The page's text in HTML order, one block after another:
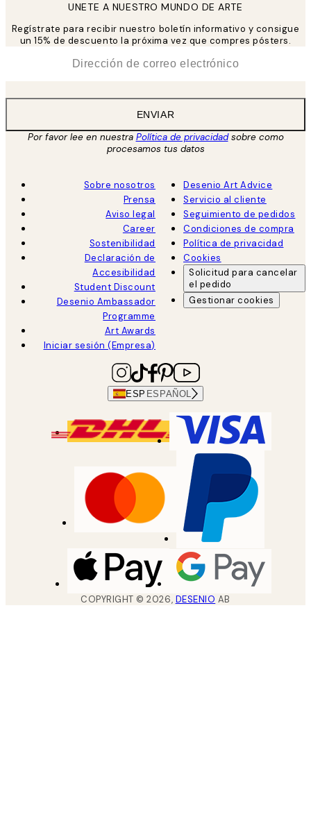
UNETE A NUESTRO MUNDO DE ARTE
Regístrate para recibir nuestro boletín informativo y consigue
un 15% de descuento la próxima vez que compres pósters.
ENVIAR
Por favor lee en nuestra Política de privacidadsobre como
procesamos tus datos
Sobre nosotros
Prensa
Aviso legal
Career
Sostenibilidad
Declaración de
Accesibilidad
Student Discount
Desenio Ambassador
Programme
Art Awards
Iniciar sesión (Empresa)
Desenio Art Advice
Servicio al cliente
Seguimiento de pedidos
Condiciones de compra
Política de privacidad
Cookies
Solicitud para cancelar
el pedido
Gestionar cookies
ESP ESPAÑOL
COPYRIGHT ©2026, DESENIO AB